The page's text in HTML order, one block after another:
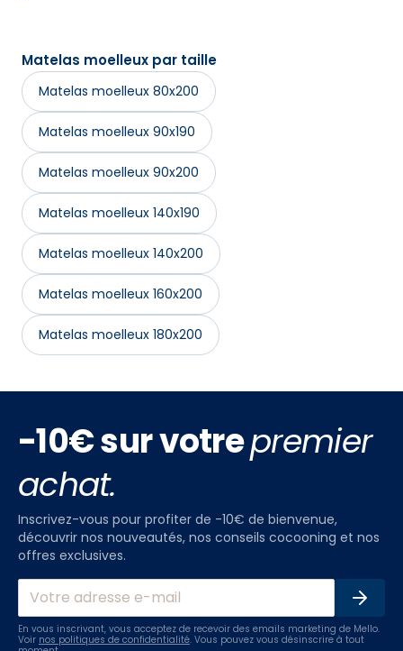
Matelas moelleux par taille
Matelas moelleux 80x200
Matelas moelleux 90x190
Matelas moelleux 90x200
Matelas moelleux 140x190
Matelas moelleux 140x200
Matelas moelleux 160x200
Matelas moelleux 180x200
-10€ sur votrepremier
achat.
Inscrivez-vous pour profiter de -10€ de bienvenue,
découvrir nos nouveautés, nos conseils cocooning et nos
offres exclusives.
En vous inscrivant, vous acceptez de recevoir des emails marketing de Mello.
Voir nos politiques de confidentialité. Vous pouvez vous désinscrire à tout